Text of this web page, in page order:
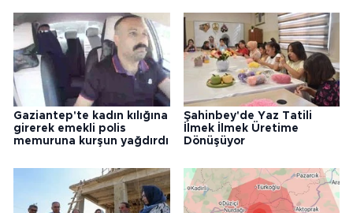
Gaziantep'te kadın kılığına
girerek emekli polis
memuruna kurşun yağdırdı
Şahinbey'de Yaz Tatili
İlmek İlmek Üretime
Dönüşüyor